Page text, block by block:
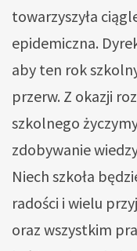
towarzyszyła
epidemiczna.
aby ten rok
przerw. Z okazji
szkolnego
zdobywanie
Niech szkoła
radości i wielu
oraz wszystkim